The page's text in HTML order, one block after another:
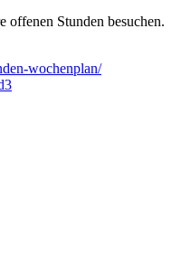
offenen Stunden besuchen.
wochenplan/